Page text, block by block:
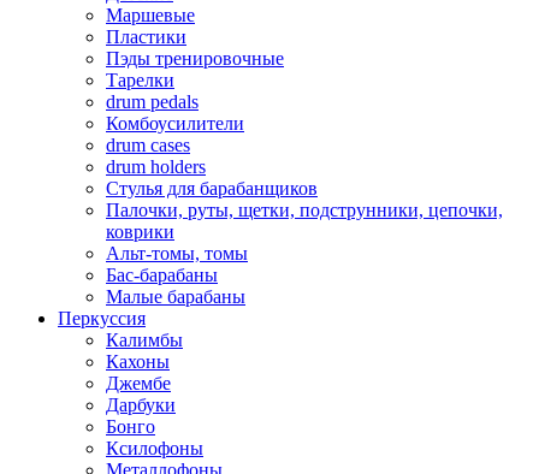
Маршевые
Пластики
Пэды тренировочные
Тарелки
drum pedals
Комбоусилители
drum cases
drum holders
Стулья для барабанщиков
Палочки, руты, щетки, подструнники, цепочки,
коврики
Альт-томы, томы
Бас-барабаны
Малые барабаны
Перкуссия
Калимбы
Кахоны
Джембе
Дарбуки
Бонго
Ксилофоны
Металлофоны